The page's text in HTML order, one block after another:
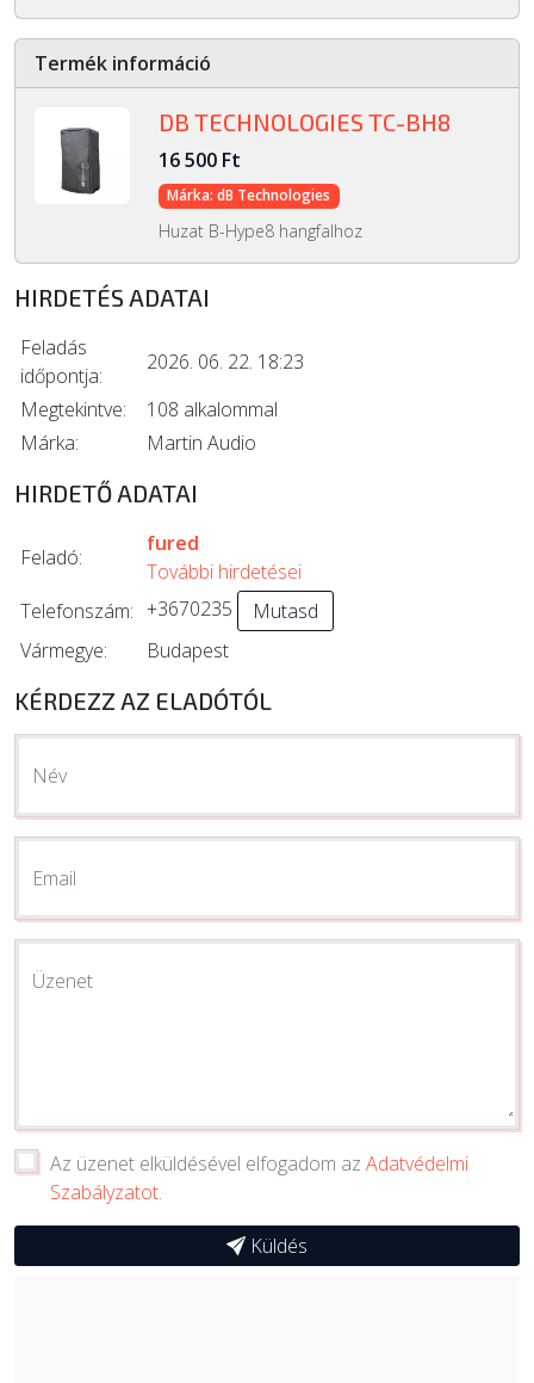
Termék információ
DB TECHNOLOGIES TC-BH8
16 500 Ft
Márka: dB Technologies
Huzat B-Hype8 hangfalhoz
HIRDETÉS ADATAI
Feladás
időpontja:
2026. 06. 22. 18:23
Megtekintve:
108 alkalommal
Márka:
Martin Audio
HIRDETŐ ADATAI
Feladó:
fured
További hirdetései
Telefonszám: +3670235
Mutasd
Vármegye:
Budapest
KÉRDEZZ AZ ELADÓTÓL
Név
Email
Üzenet
Az üzenet elküldésével elfogadom az Adatvédelmi
Szabályzatot.
Küldés